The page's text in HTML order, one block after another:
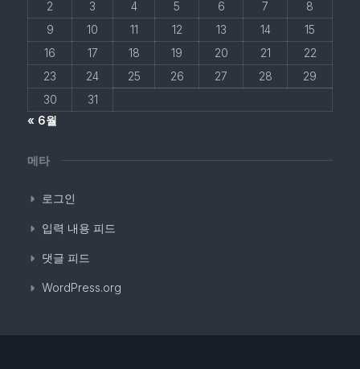
2
3 4 5 6 7
8
9
10 11 12 13 14
15
16
17 18 19 20 21
22
23
24 25 26 27 28
29
30
31
« 6월
메타
로그인
입력 내용 피드
댓글 피드
WordPress.org